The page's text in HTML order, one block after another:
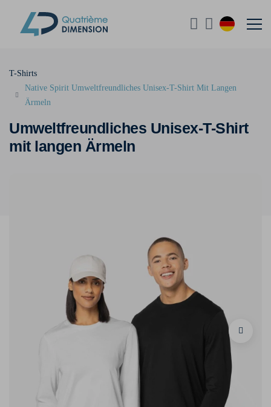
Umweltfreundliches Unisex-T-Shirt
mit langen Ärmeln
T-Shirts
Native Spirit Umweltfreundliches Unisex-T-Shirt Mit Langen
Ärmeln